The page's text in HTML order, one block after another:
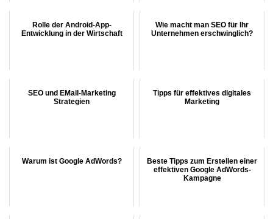
Rolle der Android-App-
Entwicklung in der Wirtschaft
Wie macht man SEO für Ihr
Unternehmen erschwinglich?
SEO und EMail-Marketing
Strategien
Tipps für effektives digitales
Marketing
Warum ist Google AdWords?
Beste Tipps zum Erstellen einer
effektiven Google AdWords-
Kampagne